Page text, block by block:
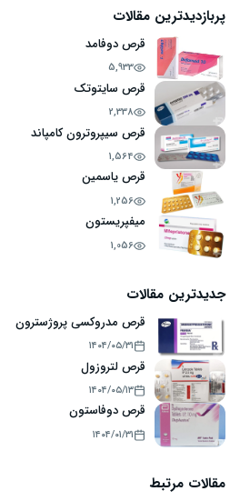
پربازدیدترین مقالات
قرص دوفامد
5,933
قرص سایتوتک
2,338
قرص سیپروترون کامپاند
1,564
قرص یاسمین
1,256
میفپریستون
1,056
جدیدترین مقالات
قرص مدروکسی پروژسترون
۱۴۰۴/۰۵/۳۱
قرص لتروزول
۱۴۰۴/۰۵/۱۳
قرص دوفاستون
۱۴۰۴/۰۱/۳۱
مقالات مرتبط